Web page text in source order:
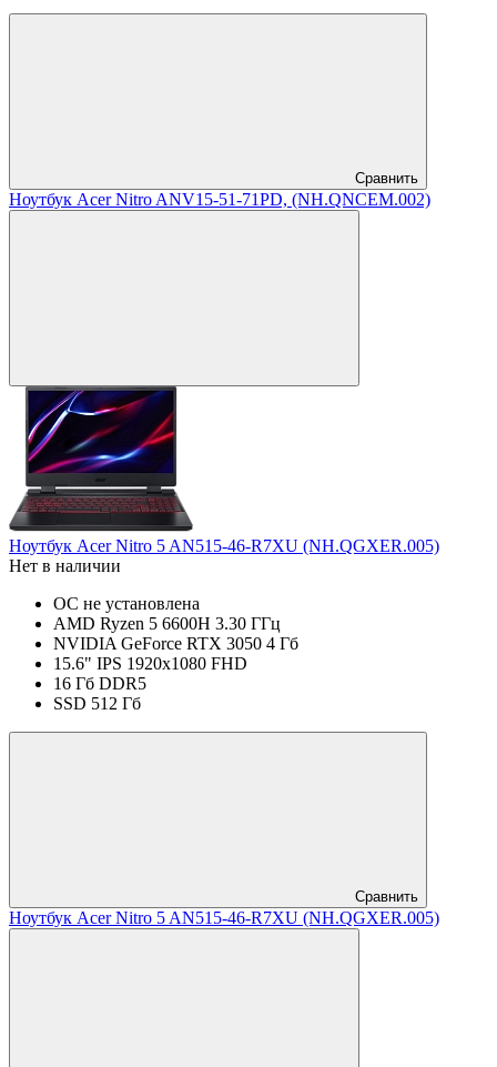
Сравнить
Ноутбук Acer Nitro ANV15-51-71PD, (NH.QNCEM.002)
Ноутбук Acer Nitro 5 AN515-46-R7XU (NH.QGXER.005)
Нет в наличии
ОС не установлена
AMD Ryzen 5 6600H 3.30 ГГц
NVIDIA GeForce RTX 3050 4 Гб
15.6" IPS 1920x1080 FHD
16 Гб DDR5
SSD 512 Гб
Сравнить
Ноутбук Acer Nitro 5 AN515-46-R7XU (NH.QGXER.005)